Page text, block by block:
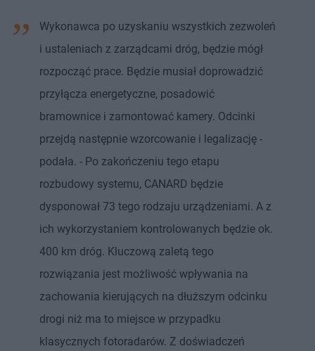
Wykonawca po uzyskaniu wszystkich zezwoleń
i ustaleniach z zarządcami dróg, będzie mógł
rozpocząć prace. Będzie musiał doprowadzić
przyłącza energetyczne, posadowić
bramownice i zamontować kamery. Odcinki
przejdą następnie wzorcowanie i legalizację -
podała. - Po zakończeniu tego etapu
rozbudowy systemu, CANARD będzie
dysponował 73 tego rodzaju urządzeniami. A z
ich wykorzystaniem kontrolowanych będzie ok.
400 km dróg. Kluczową zaletą tego
rozwiązania jest możliwość wpływania na
zachowania kierujących na dłuższym odcinku
drogi niż ma to miejsce w przypadku
klasycznych fotoradarów. Z doświadczeń